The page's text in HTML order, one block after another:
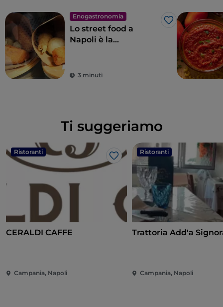
Enogastronomia
Like
Lo street food a
Napoli è la
palato
3 minuti
Ti suggeriamo
Ristoranti
Like
CERALDI CAFFE
Campania, Napoli
Ristoranti
Trattoria Add'a
Campania, Napoli